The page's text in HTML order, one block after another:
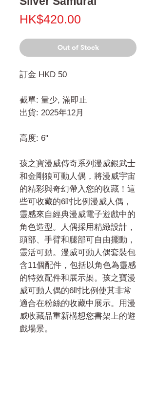
HK$420.00
Out of Stock
訂金 HKD 50
截單: 量少, 滿即止
出貨: 2025年12月
高度: 6"
孩之寶漫威傳奇系列漫威銀武士
和金剛狼可動人偶，將漫威宇宙
的精彩與奇幻帶入您的收藏！這
些可收藏的6吋比例漫威人偶，
靈感來自經典漫威電子遊戲中的
角色造型。人偶採用精緻設計，
頭部、手臂和腿部可自由擺動，
靈活可動。漫威可動人偶套裝包
含11個配件，包括以角色為靈感
的特效配件和展示架。孩之寶漫
威可動人偶的6吋比例使其非常
適合在粉絲的收藏中展示。用漫
威收藏品重新構想您書架上的遊
戲場景。